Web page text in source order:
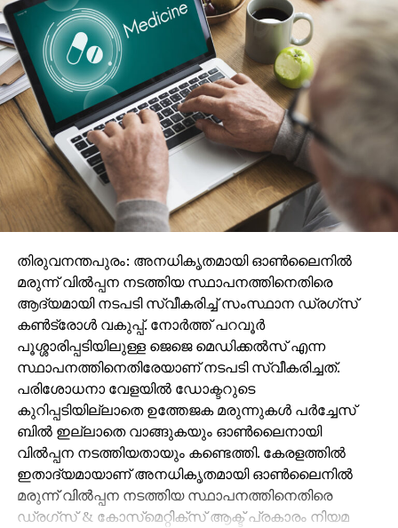
ഏറ്റെടുത്തതായും പ്രചാരണം ആരംഭിച്ചതായും എം.
ശ്രീവിദ്യ പറഞ്ഞു. കഴിഞ്ഞ തവണ കൈവിട്ട വാർഡ്
തിരിച്ചുപിടിക്കാമെന്നാണ് പ്രതീക്ഷയെന്നും അവർ
വ്യക്തമാക്കി.
തിരുവനന്തപുരം: അനധികൃതമായി ഓണ്‍ലൈനില്‍
മരുന്ന് വില്‍പ്പന നടത്തിയ സ്ഥാപനത്തിനെതിരെ
ആദ്യമായി നടപടി സ്വീകരിച്ച് സംസ്ഥാന ഡ്രഗ്‌സ്
കണ്‍ട്രോള്‍ വകുപ്പ്. നോര്‍ത്ത് പറവൂര്‍
പൂശ്ശാരിപ്പടിയിലുള്ള ജെജെ മെഡിക്കല്‍സ് എന്ന
സ്ഥാപനത്തിനെതിരേയാണ് നടപടി സ്വീകരിച്ചത്.
പരിശോധനാ വേളയില്‍ ഡോക്ടറുടെ
കുറിപ്പടിയില്ലാതെ ഉത്തേജക മരുന്നുകള്‍ പര്‍ച്ചേസ്
ബില്‍ ഇല്ലാതെ വാങ്ങുകയും ഓണ്‍ലൈനായി
വില്‍പ്പന നടത്തിയതായും കണ്ടെത്തി. കേരളത്തില്‍
ഇതാദ്യമായാണ് അനധികൃതമായി ഓണ്‍ലൈനില്‍
മരുന്ന് വില്‍പ്പന നടത്തിയ സ്ഥാപനത്തിനെതിരെ
ഡ്രഗ്‌സ് & കോസ്‌മെറ്റിക്‌സ് ആക്ട് പ്രകാരം നിയമ